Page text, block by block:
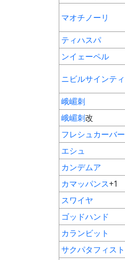
マオチノーリ
ティハスパ
ンイェーペル
ニビルサインティ
峨嵋刺
峨嵋刺改
フレシュカーバー
エシュ
カンデムア
カマッパンス+1
スワイヤ
ゴッドハンド
カランビット
サクパタフィスト